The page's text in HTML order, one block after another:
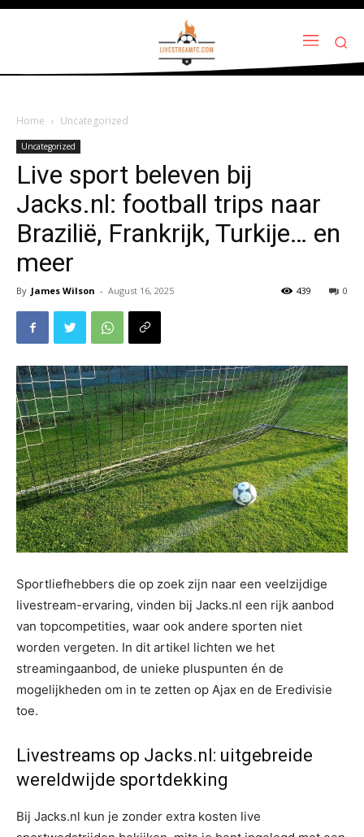
Home Uncategorized
Uncategorized
Live sport beleven bij
Jacks.nl: football trips naar
Brazilië, Frankrijk, Turkije… en
meer
By James Wilson - August 16, 2025 0
439
Sportliefhebbers die op zoek zijn naar een veelzijdige
livestream-ervaring, vinden bij Jacks.nl een rijk aanbod
van topcompetities, waar ook andere sporten niet
worden vergeten. In dit artikel lichten we het
streamingaanbod, de unieke pluspunten én de
mogelijkheden om in te zetten op Ajax en de Eredivisie
toe.
Livestreams op Jacks.nl: uitgebreide
wereldwijde sportdekking
Bij Jacks.nl kun je zonder extra kosten live